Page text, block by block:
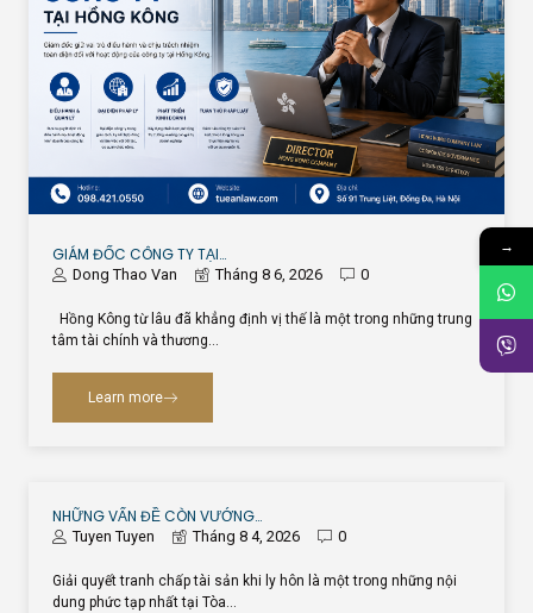
GIÁM ĐỐC CÔNG TY TẠI…
Dong Thao Van Tháng 8 6, 2026 0
Hồng Kông từ lâu đã khẳng định vị thế là một trong những trung
tâm tài chính và thương…
Learn more
NHỮNG VẤN ĐỀ CÒN VƯỚNG…
Tuyen Tuyen Tháng 8 4, 2026 0
Giải quyết tranh chấp tài sản khi ly hôn là một trong những nội
dung phức tạp nhất tại Tòa…
→